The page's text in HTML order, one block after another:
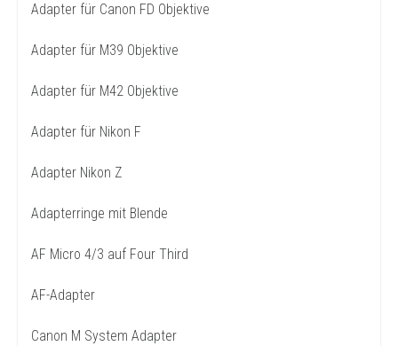
Adapter für Canon FD Objektive
Adapter für M39 Objektive
Adapter für M42 Objektive
Adapter für Nikon F
Adapter Nikon Z
Adapterringe mit Blende
AF Micro 4/3 auf Four Third
AF-Adapter
Canon M System Adapter